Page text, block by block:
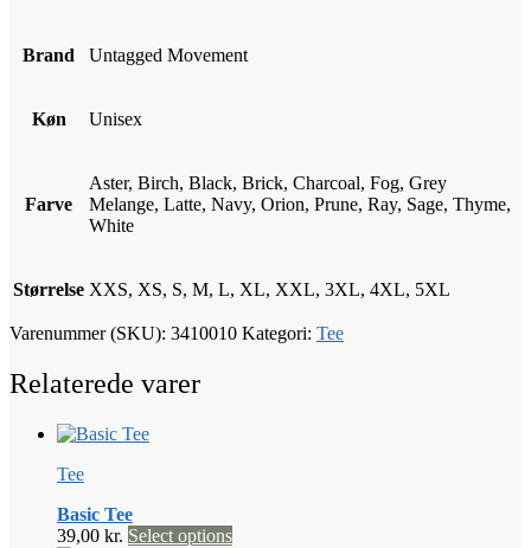
Brand Untagged Movement
Køn Unisex
Farve
Aster, Birch, Black, Brick, Charcoal, Fog, Grey
Melange, Latte, Navy, Orion, Prune, Ray, Sage, Thyme,
White
Størrelse XXS, XS, S, M, L, XL, XXL, 3XL, 4XL, 5XL
Varenummer (SKU): 3410010 Kategori: Tee
Relaterede varer
Tee
Basic Tee
39,00 kr. Select optionsDette